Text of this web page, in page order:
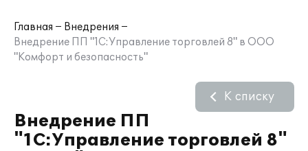
Главная
Внедрения
Внедрение ПП "1С:Управление торговлей 8" в ООО
"Комфорт и безопасность"
Внедрение ПП
"1С:Управление торговлей 8"
К списку